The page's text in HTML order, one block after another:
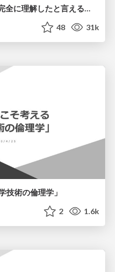
48 31k
技術の倫理学」
2 1.6k